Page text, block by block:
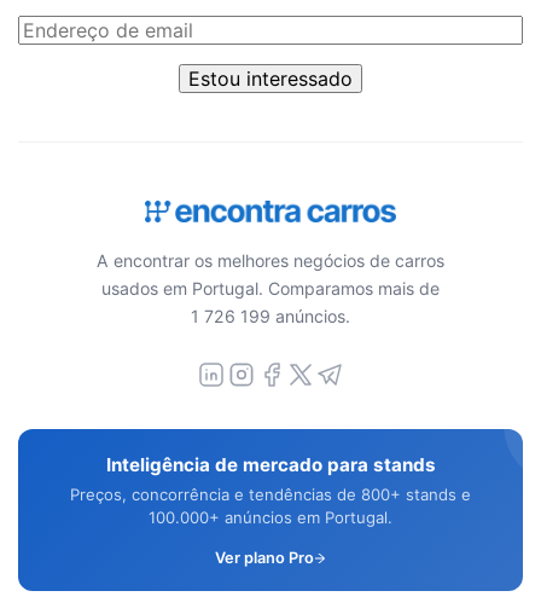
Estou interessado
A encontrar os melhores negócios de carros
usados em Portugal. Comparamos mais de
1 726 199 anúncios.
Inteligência de mercado para stands
Preços, concorrência e tendências de 800+ stands e
100.000+ anúncios em Portugal.
Ver plano Pro